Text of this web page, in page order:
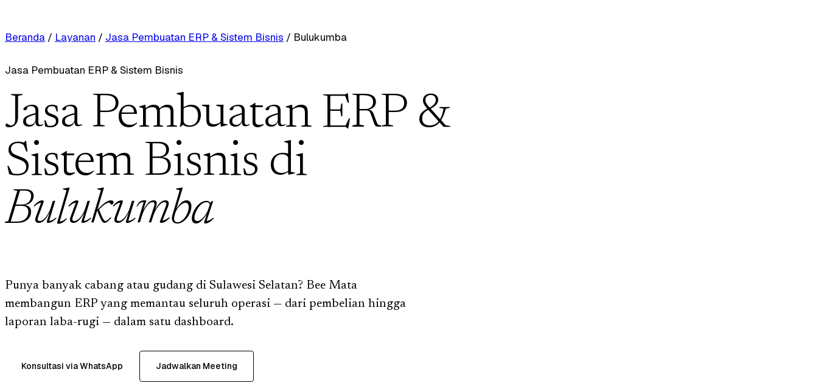
Beranda / Layanan / Jasa Pembuatan ERP & Sistem Bisnis / Bulukumba
Jasa Pembuatan ERP & Sistem Bisnis
Jasa Pembuatan ERP &
Sistem Bisnis di
Bulukumba
Punya banyak cabang atau gudang di Sulawesi Selatan? Bee Mata
membangun ERP yang memantau seluruh operasi — dari pembelian hingga
laporan laba-rugi — dalam satu dashboard.
Konsultasi via WhatsApp Jadwalkan Meeting